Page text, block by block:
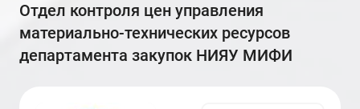
отдел контроля цен управления
материально-технических ресурсов
департамента закупок НИЯУ МИФИ